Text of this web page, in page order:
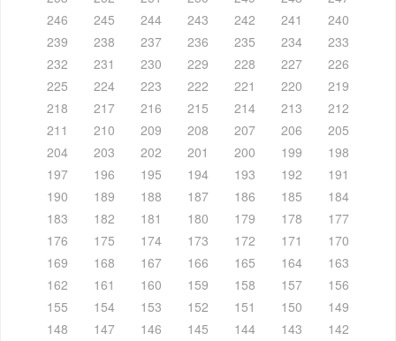
246
245 244 243 242 241
240
239
238 237 236 235 234
233
232
231 230 229 228 227
226
225
224 223 222 221 220
219
218
217 216 215 214 213
212
211
210 209 208 207 206
205
204
203 202 201 200 199
198
197
196 195 194 193 192
191
190
189 188 187 186 185
184
183
182 181 180 179 178
177
176
175 174 173 172 171
170
169
168 167 166 165 164
163
162
161 160 159 158 157
156
155
154 153 152 151 150
149
148
147 146 145 144 143
142